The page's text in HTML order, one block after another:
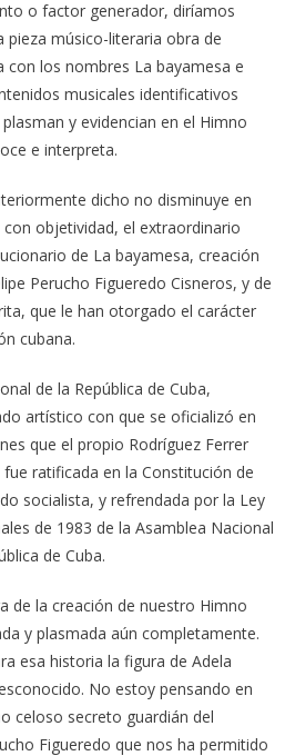
o factor generador, diríamos
pieza músico-literaria obra de
con los nombres La bayamesa e
musicales identificativos
y evidencian en el Himno
e interpreta.
dicho no disminuye en
objetividad, el extraordinario
de La bayamesa, creación
Perucho Figueredo Cisneros, y de
que le han otorgado el carácter
cubana.
de la República de Cuba,
artístico con que se oficializó en
que el propio Rodríguez Ferrer
ratificada en la Constitución de
socialista, y refrendada por la Ley
de 1983 de la Asamblea Nacional
de Cuba.
de la creación de nuestro Himno
y plasmada aún completamente.
esa historia la figura de Adela
No estoy pensando en
celoso secreto guardián del
Figueredo que nos ha permitido